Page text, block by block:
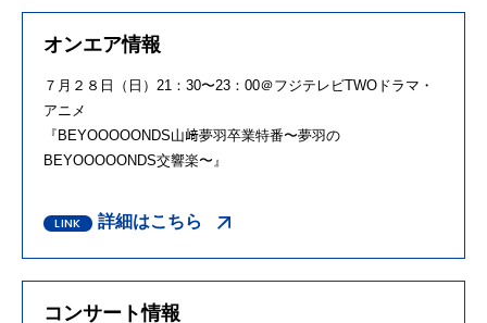
オンエア情報
７月２８日（日）21：30〜23：00＠フジテレビTWOドラマ・
アニメ
『BEYOOOOONDS山﨑夢羽卒業特番〜夢羽の
BEYOOOOONDS交響楽〜』
詳細はこちら
コンサート情報